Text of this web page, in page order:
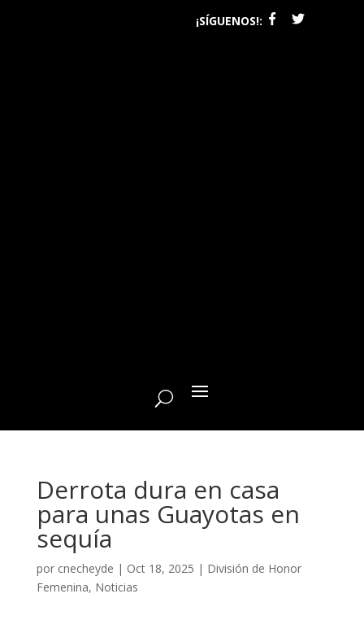
¡SÍGUENOS!:
Derrota dura en casa
para unas Guayotas en
sequía
por cnecheyde | Oct 18, 2025 | División de Honor
Femenina, Noticias